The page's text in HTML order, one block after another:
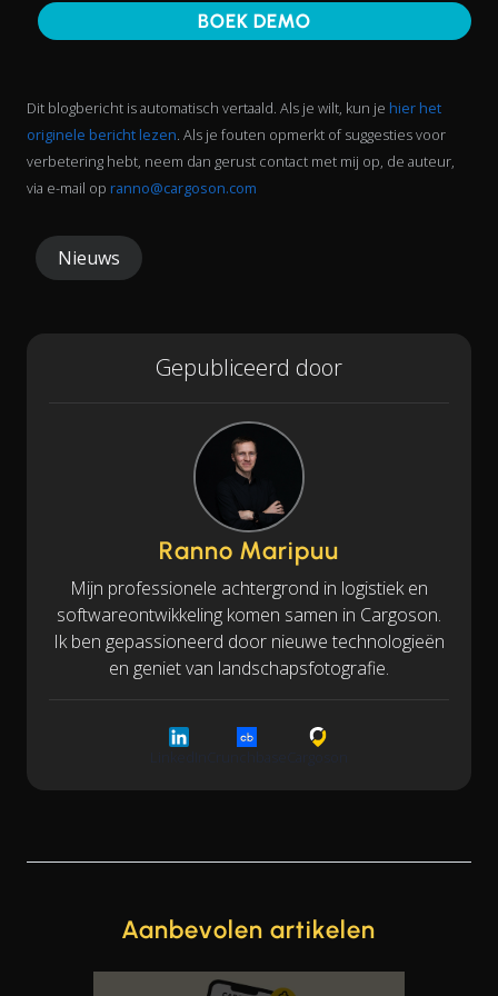
BOEK DEMO
Dit blogbericht is automatisch vertaald. Als je wilt, kun je hier het
originele bericht lezen. Als je fouten opmerkt of suggesties voor
verbetering hebt, neem dan gerust contact met mij op, de auteur,
via e-mail op ranno@cargoson.com
Nieuws
Gepubliceerd door
Ranno Maripuu
Mijn professionele achtergrond in logistiek en
softwareontwikkeling komen samen in Cargoson.
Ik ben gepassioneerd door nieuwe technologieën
en geniet van landschapsfotografie.
Aanbevolen artikelen